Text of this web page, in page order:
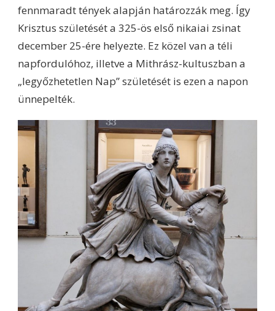
fennmaradt tények alapján határozzák meg. Így
Krisztus születését a 325-ös első nikaiai zsinat
december 25-ére helyezte. Ez közel van a téli
napfordulóhoz, illetve a Mithrász-kultuszban a
„legyőzhetetlen Nap” születését is ezen a napon
ünnepelték.